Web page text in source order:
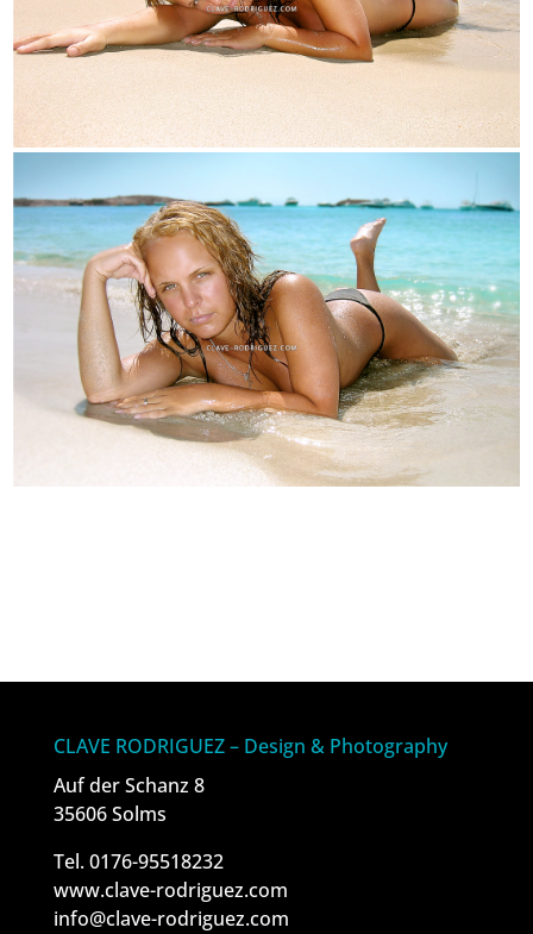
CLAVE RODRIGUEZ – Design & Photography
Auf der Schanz 8
35606 Solms
Tel. 0176-95518232
www.clave-rodriguez.com
info@clave-rodriguez.com